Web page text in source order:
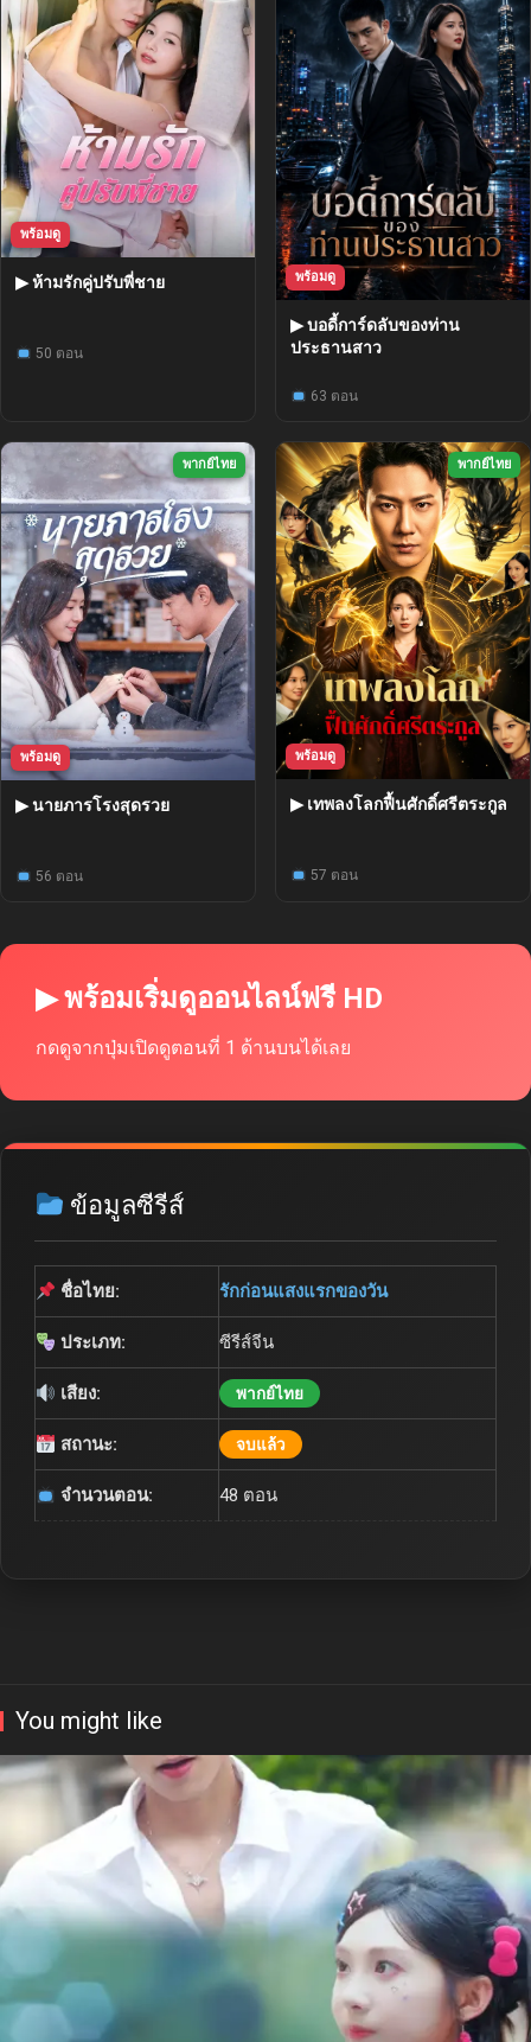
พร้อมดู
▶ ห้ามรักคู่ปรับพี่ชาย
50 ตอน
พร้อมดู
▶ บอดี้การ์ดลับของท่าน
ประธานสาว
63 ตอน
พากย์ไทย
พร้อมดู
▶ นายภารโรงสุดรวย
56 ตอน
พากย์ไทย
พร้อมดู
▶ เทพลงโลกฟื้นศักดิ์ศรีตระกูล
57 ตอน
▶ พร้อมเริ่มดูออนไลน์ฟรี HD
กดดูจากปุ่มเปิดดูตอนที่ 1 ด้านบนได้เลย
ข้อมูลซีรีส์
ชื่อไทย: รักก่อนแสงแรกของวัน
ประเภท: ซีรีส์จีน
เสียง: พากย์ไทย
สถานะ: จบแล้ว
จำนวนตอน: 48 ตอน
You might like